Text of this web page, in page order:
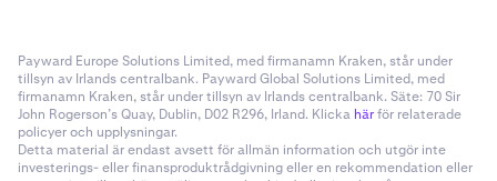
Payward Europe Solutions Limited, med firmanamn Kraken, står under
tillsyn av Irlands centralbank. Payward Global Solutions Limited, med
firmanamn Kraken, står under tillsyn av Irlands centralbank. Säte: 70 Sir
John Rogerson’s Quay, Dublin, D02 R296, Irland. Klicka härför relaterade
policyer och upplysningar.
Detta material är endast avsett för allmän information och utgör inte
investerings- eller finansproduktrådgivning eller en rekommendation eller